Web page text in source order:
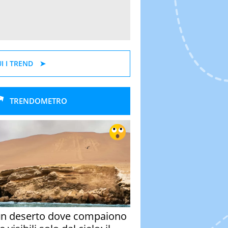
I TREND
TRENDOMETRO
deserto dove compaiono